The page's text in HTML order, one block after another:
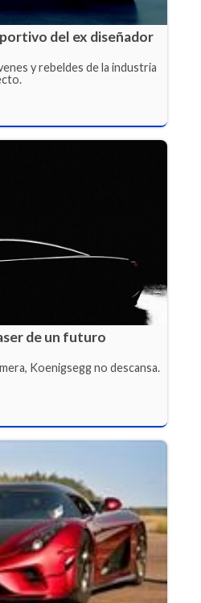
del ex diseñador
y rebeldes de la industria
de un futuro
Koenigsegg no descansa.